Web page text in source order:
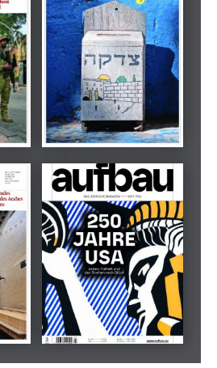
März 2026
Beilage